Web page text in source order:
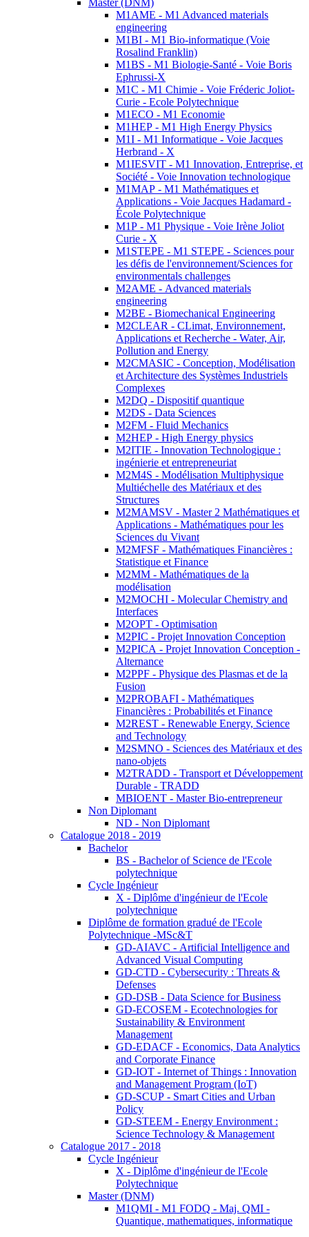
Master (DNM)
M1AME - M1 Advanced materials
engineering
M1BI - M1 Bio-informatique (Voie
Rosalind Franklin)
M1BS - M1 Biologie-Santé - Voie Boris
Ephrussi-X
M1C - M1 Chimie - Voie Fréderic Joliot-
Curie - Ecole Polytechnique
M1ECO - M1 Economie
M1HEP - M1 High Energy Physics
M1I - M1 Informatique - Voie Jacques
Herbrand - X
M1IESVIT - M1 Innovation, Entreprise, et
Société - Voie Innovation technologique
M1MAP - M1 Mathématiques et
Applications - Voie Jacques Hadamard -
École Polytechnique
M1P - M1 Physique - Voie Irène Joliot
Curie - X
M1STEPE - M1 STEPE - Sciences pour
les défis de l'environnement/Sciences for
environmentals challenges
M2AME - Advanced materials
engineering
M2BE - Biomechanical Engineering
M2CLEAR - CLimat, Environnement,
Applications et Recherche - Water, Air,
Pollution and Energy
M2CMASIC - Conception, Modélisation
et Architecture des Systèmes Industriels
Complexes
M2DQ - Dispositif quantique
M2DS - Data Sciences
M2FM - Fluid Mechanics
M2HEP - High Energy physics
M2ITIE - Innovation Technologique :
ingénierie et entrepreneuriat
M2M4S - Modélisation Multiphysique
Multiéchelle des Matériaux et des
Structures
M2MAMSV - Master 2 Mathématiques et
Applications - Mathématiques pour les
Sciences du Vivant
M2MFSF - Mathématiques Financières :
Statistique et Finance
M2MM - Mathématiques de la
modélisation
M2MOCHI - Molecular Chemistry and
Interfaces
M2OPT - Optimisation
M2PIC - Projet Innovation Conception
M2PICA - Projet Innovation Conception -
Alternance
M2PPF - Physique des Plasmas et de la
Fusion
M2PROBAFI - Mathématiques
Financières : Probabilités et Finance
M2REST - Renewable Energy, Science
and Technology
M2SMNO - Sciences des Matériaux et des
nano-objets
M2TRADD - Transport et Développement
Durable - TRADD
MBIOENT - Master Bio-entrepreneur
Non Diplomant
ND - Non Diplomant
Catalogue 2018 - 2019
Bachelor
BS - Bachelor of Science de l'Ecole
polytechnique
Cycle Ingénieur
X - Diplôme d'ingénieur de l'Ecole
polytechnique
Diplôme de formation gradué de l'Ecole
Polytechnique -MSc&T
GD-AIAVC - Artificial Intelligence and
Advanced Visual Computing
GD-CTD - Cybersecurity : Threats &
Defenses
GD-DSB - Data Science for Business
GD-ECOSEM - Ecotechnologies for
Sustainability & Environment
Management
GD-EDACF - Economics, Data Analytics
and Corporate Finance
GD-IOT - Internet of Things : Innovation
and Management Program (IoT)
GD-SCUP - Smart Cities and Urban
Policy
GD-STEEM - Energy Environment :
Science Technology & Management
Catalogue 2017 - 2018
Cycle Ingénieur
X - Diplôme d'ingénieur de l'Ecole
Polytechnique
Master (DNM)
M1QMI - M1 FODQ - Maj. QMI -
Quantique, mathematiques, informatique